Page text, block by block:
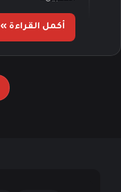
أكمل القراءة »